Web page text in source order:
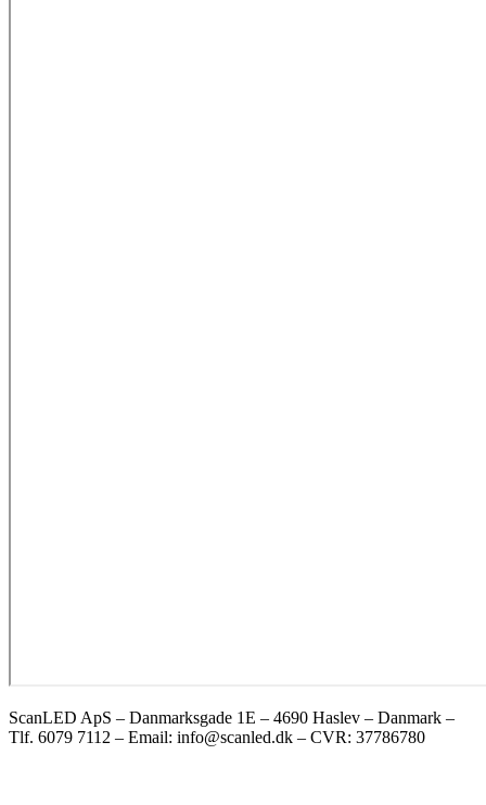
ScanLED ApS – Danmarksgade 1E – 4690 Haslev – Danmark –
Tlf. 6079 7112 – Email: info@scanled.dk – CVR: 37786780